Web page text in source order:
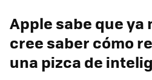
Apple sabe que ya
cree saber cómo
una pizca de